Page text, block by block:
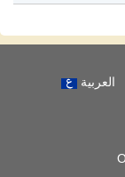
العربية